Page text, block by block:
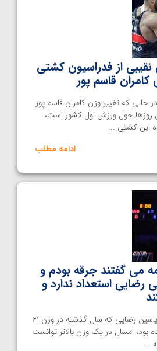
از فدراسیون کشتی
کامران قاسم پور
که تغییر وزن کامران قاسم پور
روزها حول ورزش اول کشور است،
این کشتی ...
ادامه مطلب
می گفتند جرقه بودم و
استعداد ندارد و
اختصاصی خانه کشتی | یاسین رضایی که سال گذشته در وزن ۶۱
بود، امسال در یک وزن بالاتر توانست
...